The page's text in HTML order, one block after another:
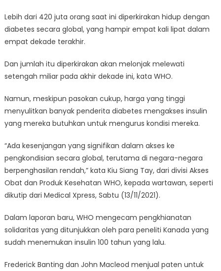
Lebih dari 420 juta orang saat ini diperkirakan hidup dengan
diabetes secara global, yang hampir empat kali lipat dalam
empat dekade terakhir.
Dan jumlah itu diperkirakan akan melonjak melewati
setengah miliar pada akhir dekade ini, kata WHO.
Namun, meskipun pasokan cukup, harga yang tinggi
menyulitkan banyak penderita diabetes mengakses insulin
yang mereka butuhkan untuk mengurus kondisi mereka.
“Ada kesenjangan yang signifikan dalam akses ke
pengkondisian secara global, terutama di negara-negara
berpenghasilan rendah,” kata Kiu Siang Tay, dari divisi Akses
Obat dan Produk Kesehatan WHO, kepada wartawan, seperti
dikutip dari Medical Xpress, Sabtu (13/11/2021).
Dalam laporan baru, WHO mengecam pengkhianatan
solidaritas yang ditunjukkan oleh para peneliti Kanada yang
sudah menemukan insulin 100 tahun yang lalu.
Frederick Banting dan John Macleod menjual paten untuk